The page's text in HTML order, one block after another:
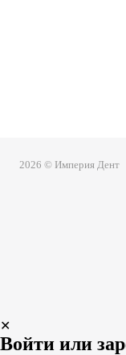
2026 © Империя Дент
✕
Войти или